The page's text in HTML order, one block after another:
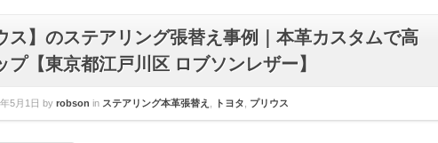
ス】のステアリング張替え事例｜本革カスタムで高
プ【東京都江戸川区 ロブソンレザー】
5月1日 by robson in ステアリング本革張替え トヨタ プリウス